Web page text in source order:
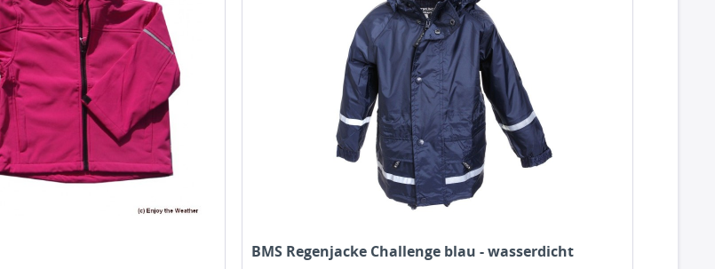
BMS Regenjacke Challenge blau - wasserdicht